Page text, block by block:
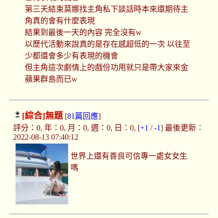
第三天結束莫娜找主角私下談話時本來還期待主
角真的會有什麼表現
結果到最後一天的內容 完全沒有w
以歷代活動來說真的是存在感超低的一次 以往至
少都還會多少有表現的機會
但主角這次劇情上的戲份功用就只是帶大家來金
蘋果群島而已w
[綜合]無題[81篇回應]
評分：0, 年：0, 月：0, 週：0, 日：0, [+1 /-1] 最後更新：
2022-08-13 07:40:12
世界上還有善良可信專一處女女生
嗎